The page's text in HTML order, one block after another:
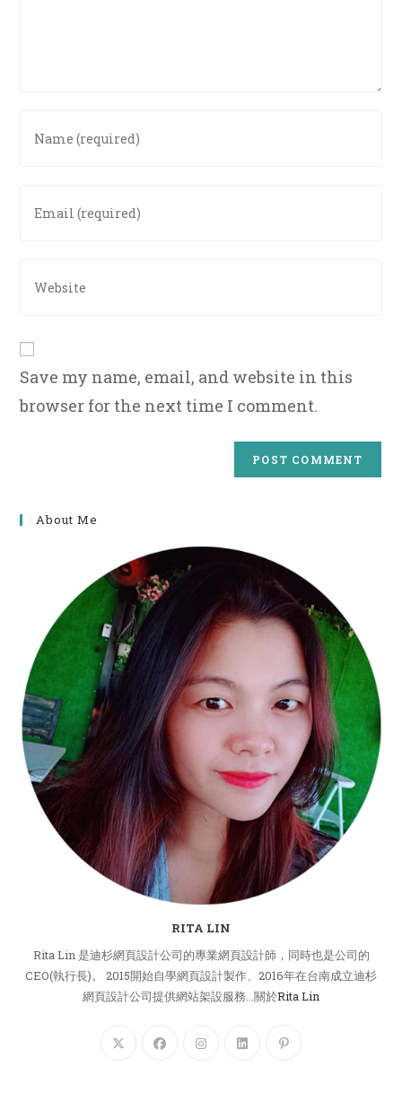
your
username
your
your
(optional)
Save my name, email, and website in this
browser for the next time I comment.
About Me
RITA LIN
Rita Lin 是迪杉網頁設計公司的專業網頁設計師，同時也是公司的
CEO(執行長)。 2015開始自學網頁設計製作、2016年在台南成立迪杉
網頁設計公司提供網站架設服務...關於Rita Lin